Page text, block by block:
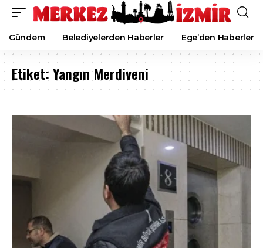
Gündem Belediyelerden Haberler Ege’den Haberler
Etiket:Yangın Merdiveni